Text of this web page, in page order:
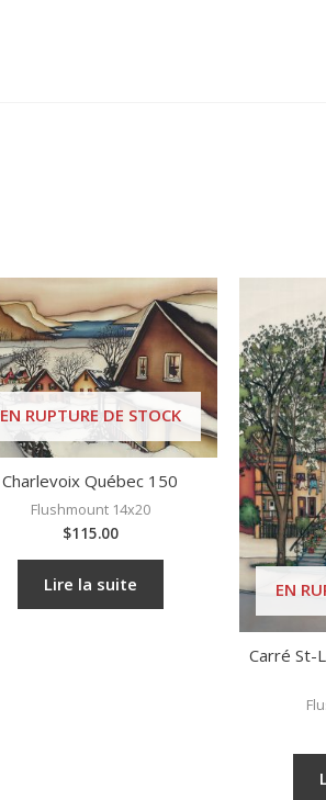
EN RUPTURE DE STOCK
Charlevoix Québec 150
Flushmount 14x20
$115.00
Lire la suite EN
Carré St-